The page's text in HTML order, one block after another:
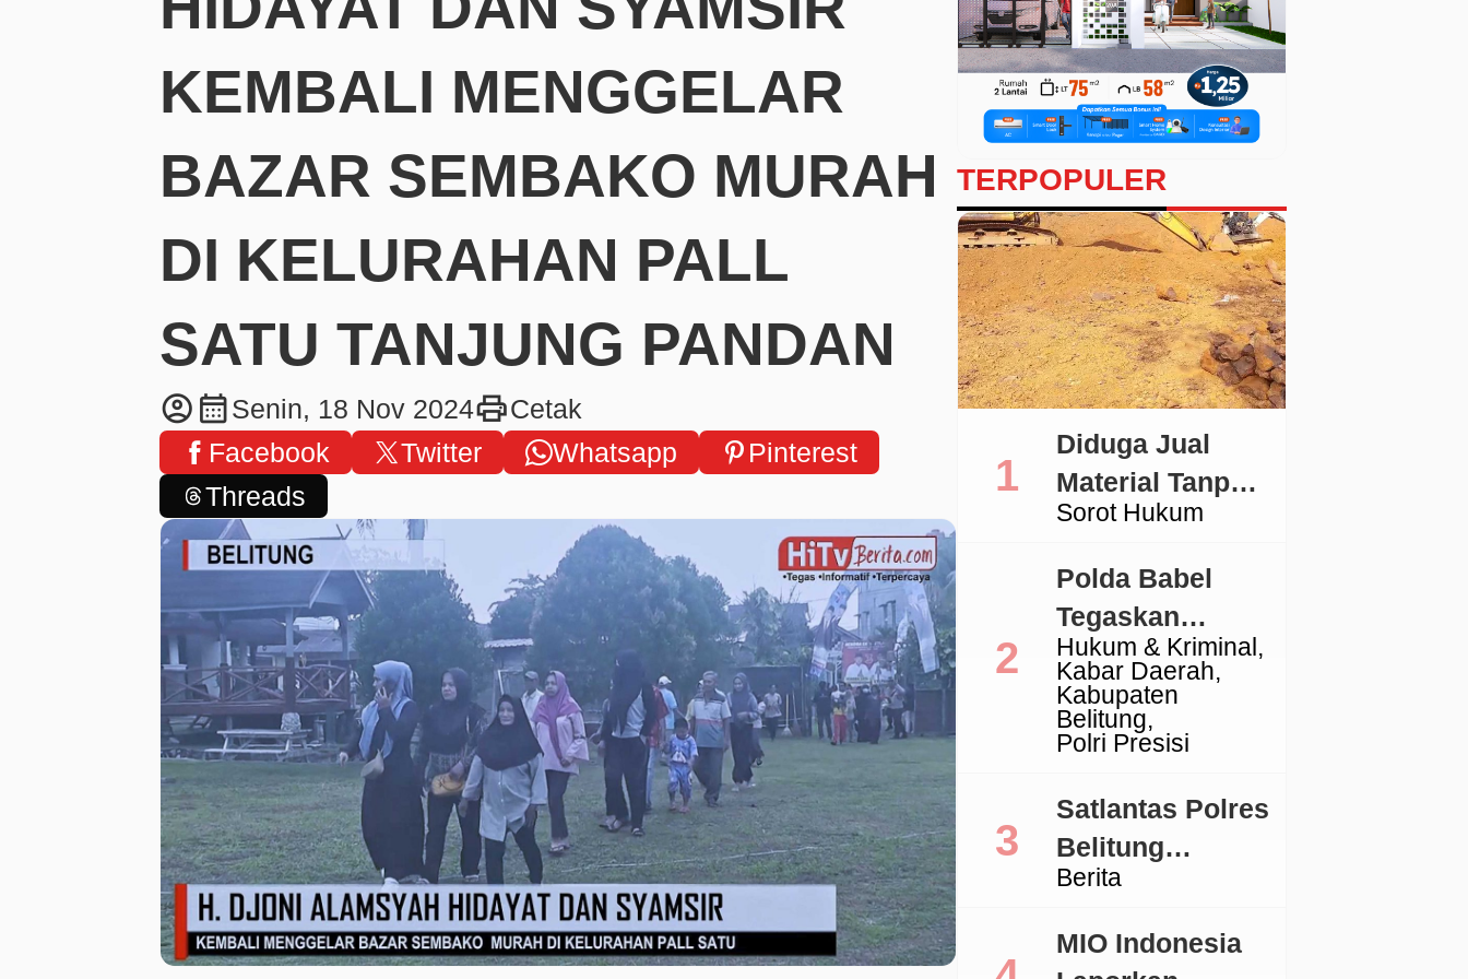
KEMBALI MENGGELAR
BAZAR SEMBAKO MURAH
DI KELURAHAN PALL
SATU TANJUNG PANDAN
account_circlecalendar_monthSenin, 18 Nov 2024printCetak
Facebook
Twitter Whatsapp
Pinterest
Threads
TERPOPULER
Sorot Hukum
Diduga Jual
Material Tanpa
Izin, Aktivitas
Lingga Jadi
Sorotan
Hukum & Kriminal
Kabar Daerah
Kabupaten
Belitung
Polri Presisi
Polda Babel
Tegaskan
Komitmen
Penegakan
Hukum Terkait
Pasir Timah
Ilegal Di
Belitung
Berita
Satlantas Polres
Belitung
Tertibkan
dengan TNKB
MIO Indonesia